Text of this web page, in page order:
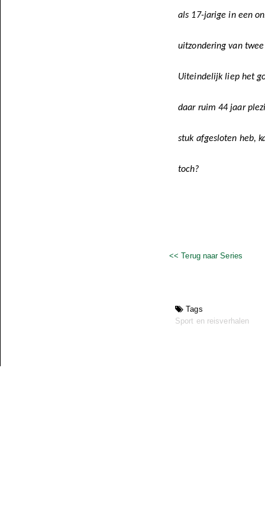
als 17-jarige in een
uitzondering van
Uiteindelijk liep het
daar ruim 44 jaar
stuk afgesloten heb,
toch?
<< Terug naar Series
Tags
Sport en reisverhalen